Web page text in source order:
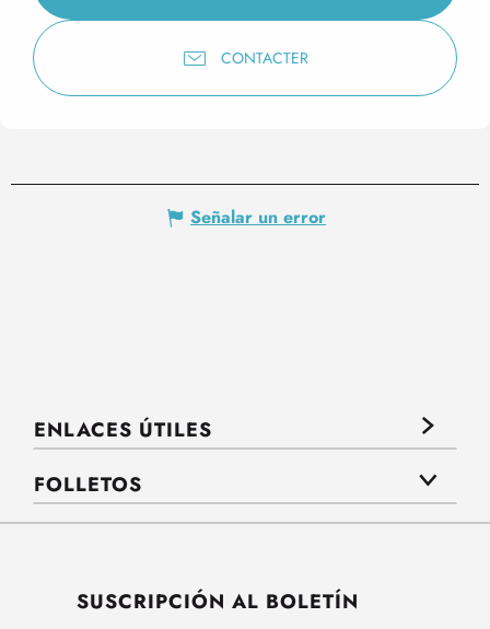
CONTACTER
Señalar un error
ENLACES ÚTILES
FOLLETOS
SUSCRIPCIÓN AL BOLETÍN